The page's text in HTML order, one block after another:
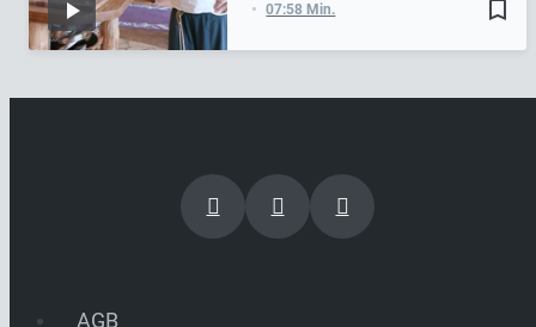
bookmark_border
07:58 Min.
AGB